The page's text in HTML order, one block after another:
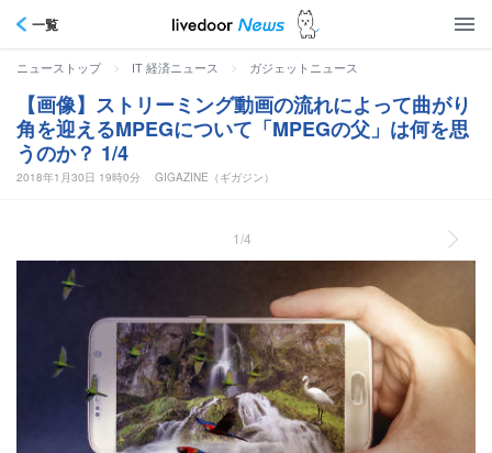
一覧
ニューストップ > IT 経済ニュース > ガジェットニュース
【画像】ストリーミング動画の流れによって曲がり
角を迎えるMPEGについて「MPEGの父」は何を思
うのか？ 1/4
2018年1月30日 19時0分 GIGAZINE（ギガジン）
1/4